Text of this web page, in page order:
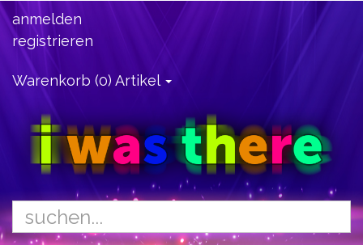
anmelden
registrieren
Warenkorb (0) Artikel